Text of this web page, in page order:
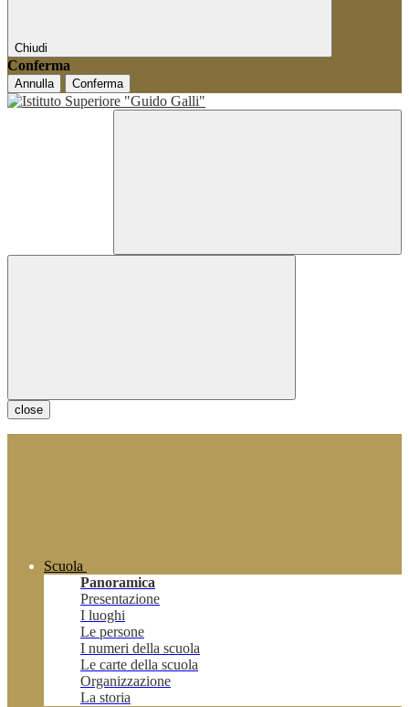
Chiudi
Conferma
Annulla Conferma
close
Scuola
Panoramica
Presentazione
I luoghi
Le persone
I numeri della scuola
Le carte della scuola
Organizzazione
La storia